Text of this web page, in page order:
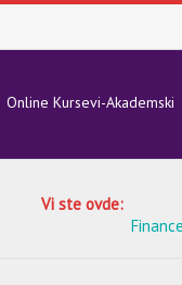
Online Kursevi-Akademski
Vi ste ovde: